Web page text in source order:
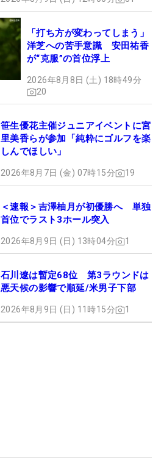
「打ち方が変わってしまう」
洋芝への苦手意識 安田祐香
が“克服”の首位浮上
2026年8月8日 (土) 18時49分
20
笹生優花主催ジュニアイベントに宮
里美香らが参加「純粋にゴルフを楽
しんでほしい」
2026年8月7日 (金) 07時15分 19
＜速報＞吉澤柚月が初優勝へ 単独
首位でラスト3ホール突入
2026年8月9日 (日) 13時04分 1
石川遼は暫定68位 第3ラウンドは
悪天候の影響で順延/米男子下部
2026年8月9日 (日) 11時15分 1